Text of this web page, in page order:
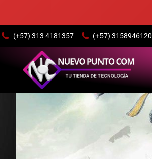
(+57) 313 4181357 (+57) 3158946120